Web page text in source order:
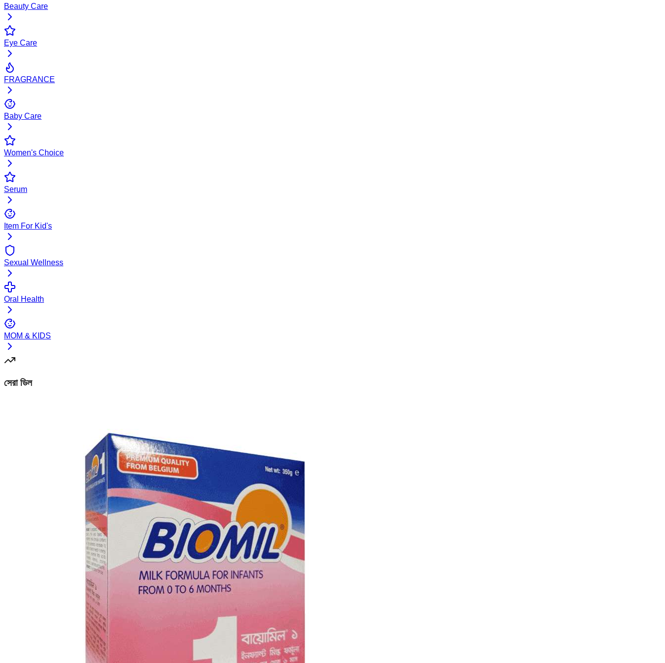
Beauty Care
Eye Care
FRAGRANCE
Baby Care
Women's Choice
Serum
Item For Kid's
Sexual Wellness
Oral Health
MOM & KIDS
সেরা ডিল